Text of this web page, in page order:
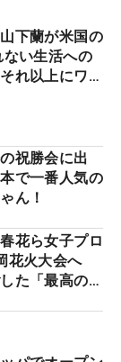
下蘭が米国の
い生活への
れ以上にワク
祝勝会に出
で一番人気の
ん！
花ら女子プロ
花火大会へ
た「最高の夏